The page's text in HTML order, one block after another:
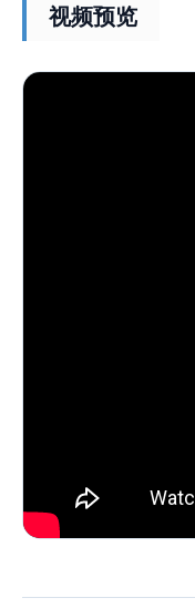
视频预览